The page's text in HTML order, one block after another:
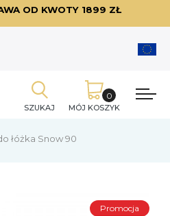
OD KWOTY 1899 ZŁ
SZUKAJ MÓJ KOSZYK
łóżka Snow 90
Promocja